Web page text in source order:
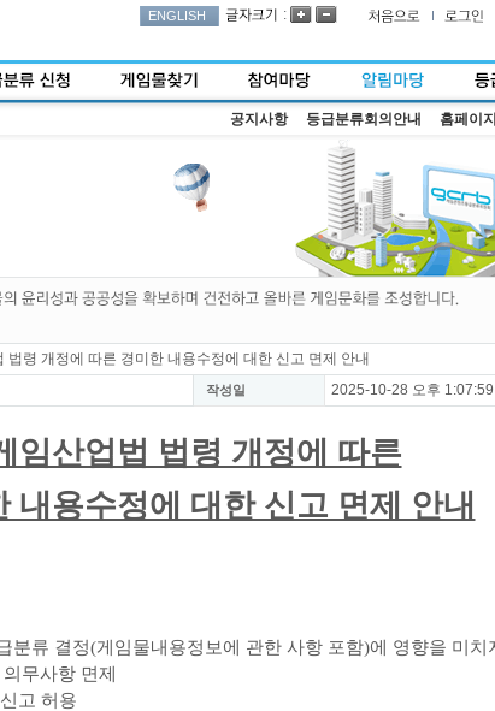
ENGLISH :
공지사항 등급분류회의안내 홈페이
법령 개정에 따른 경미한 내용수정에 대한 신고 면제 안내
작성일 2025-10-28 오후 1:07:59
임산업법 법령 개정에 따른
내용수정에 대한 신고 면제 안내
분류 결정(게임물내용정보에 관한 사항 포함)에 영향을 미치
무사항 면제
고 허용